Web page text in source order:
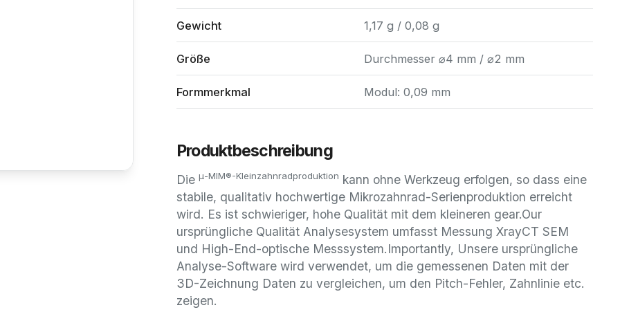
Gewicht 1,17 g / 0,08 g
Größe Durchmesser ⌀4 mm / ⌀2 mm
Formmerkmal Modul: 0,09 mm
Produktbeschreibung
Die μ-MIM®-Kleinzahnradproduktion kann ohne Werkzeug erfolgen, so dass eine
stabile, qualitativ hochwertige Mikrozahnrad-Serienproduktion erreicht
wird. Es ist schwieriger, hohe Qualität mit dem kleineren gear.Our
ursprüngliche Qualität Analysesystem umfasst Messung XrayCT SEM
und High-End-optische Messsystem.Importantly, Unsere ursprüngliche
Analyse-Software wird verwendet, um die gemessenen Daten mit der
3D-Zeichnung Daten zu vergleichen, um den Pitch-Fehler, Zahnlinie etc.
zeigen.